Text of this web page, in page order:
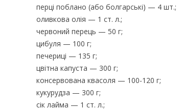
перці поблано (або болгарські) — 4 шт.;
оливкова олія — 1 ст. л.;
червоний перець — 50 г;
цибуля — 100 г;
печериці — 135 г;
цвітна капуста — 300 г;
консервована квасоля — 100-120 г;
кукурудза — 300 г;
сік лайма — 1 ст. л.;